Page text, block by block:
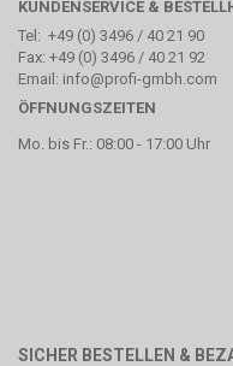
KUNDENSERVICE &
Tel: +49 (0) 3496 / 40 21 90
Fax: +49 (0) 3496 / 40 21 92
Email: info@profi-gmbh.com
ÖFFNUNGSZEITEN
Mo. bis Fr.: 08:00 - 17:00 Uhr
SICHER BESTELLEN &